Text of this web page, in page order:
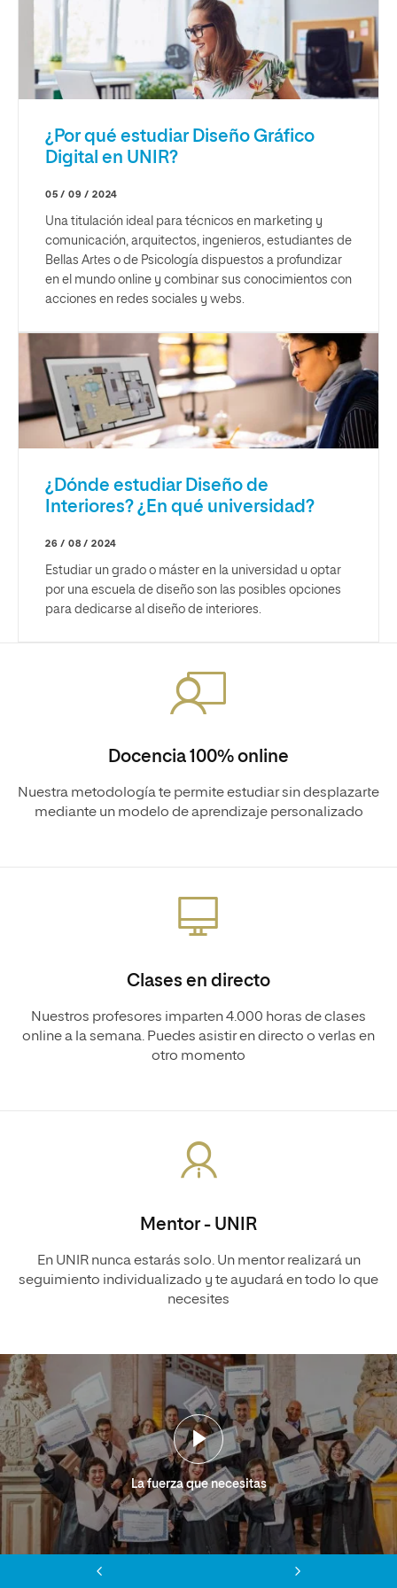
¿Por qué estudiar Diseño Gráfico
Digital en UNIR?
05 / 09 / 2024
Una titulación ideal para técnicos en marketing y
comunicación, arquitectos, ingenieros, estudiantes de
Bellas Artes o de Psicología dispuestos a profundizar
en el mundo online y combinar sus conocimientos con
acciones en redes sociales y webs.
¿Dónde estudiar Diseño de
Interiores? ¿En qué universidad?
26 / 08 / 2024
Estudiar un grado o máster en la universidad u optar
por una escuela de diseño son las posibles opciones
para dedicarse al diseño de interiores.
Docencia 100% online
Nuestra metodología te permite estudiar sin desplazarte
mediante un modelo de aprendizaje personalizado
Clases en directo
Nuestros profesores imparten 4.000 horas de clases
online a la semana. Puedes asistir en directo o verlas en
otro momento
Mentor - UNIR
En UNIR nunca estarás solo. Un mentor realizará un
seguimiento individualizado y te ayudará en todo lo que
necesites
La fuerza que necesitas